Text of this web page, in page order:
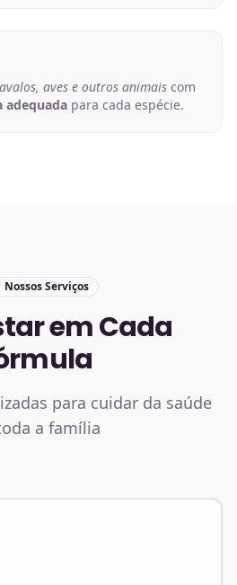
aves e outros animais com
adequada para cada espécie.
Nossos Serviços
em Cada
para cuidar da saúde
a família